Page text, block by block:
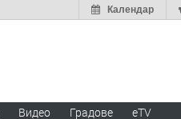
Календар
Видео Градове eTV